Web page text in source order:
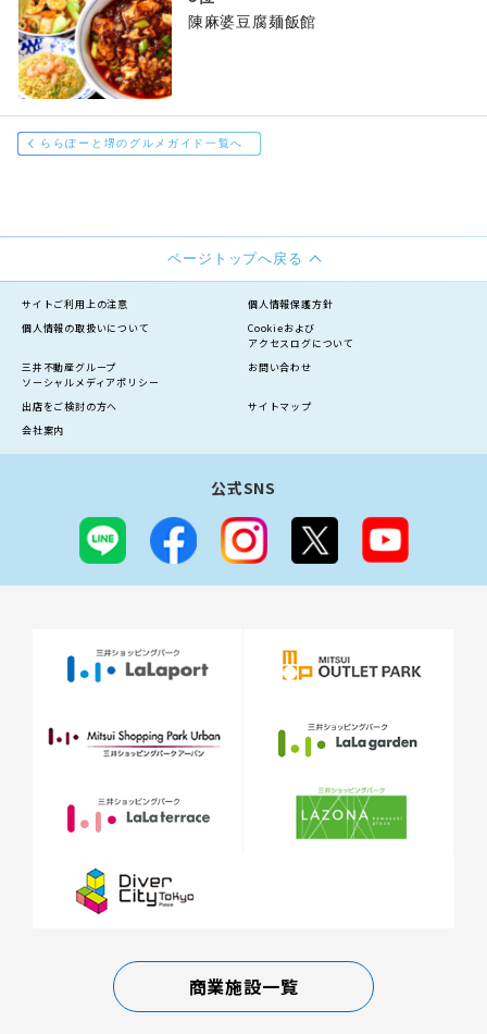
陳麻婆豆腐麺飯館
ららぽーと堺のグルメガイド一覧へ
ページトップへ戻る
サイトご利用上の注意
個人情報保護方針
個人情報の取扱いについて
Cookieおよび
アクセスログについて
三井不動産グループ
ソーシャルメディアポリシー
お問い合わせ
出店をご検討の方へ
サイトマップ
会社案内
公式SNS
商業施設一覧